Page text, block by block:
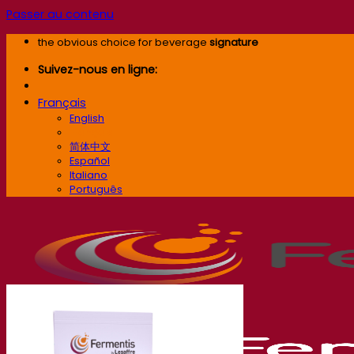
Passer au contenu
the obvious choice for beverage signature
Suivez-nous en ligne:
Français
English
简体中文
Español
Italiano
Português